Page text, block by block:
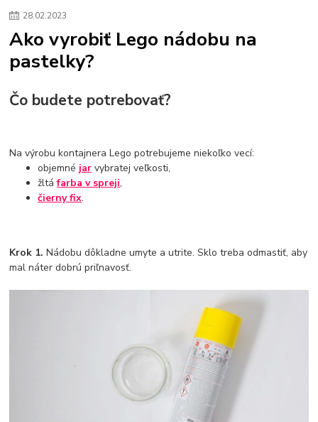
28.02.2023
Ako vyrobiť Lego nádobu na
pastelky?
Čo budete potrebovať?
Na výrobu kontajnera Lego potrebujeme niekoľko vecí:
objemné jar vybratej veľkosti,
žltáfarba v spreji,
čierny fix.
Krok 1. Nádobu dôkladne umyte a utrite. Sklo treba odmastiť, aby
mal náter dobrú priľnavosť.